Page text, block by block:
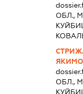
ОБЛ.,
ОБЛ.,